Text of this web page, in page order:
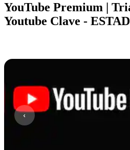
YouTube Premium |
Youtube Clave -